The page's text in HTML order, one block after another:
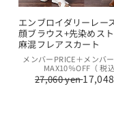
エンブロイダリーレー
顔ブラウス+先染めス
麻混フレアスカート
通
常
価
セ
ー
ル
メンバーPRICE＋メンバ
MAX10％OFF（ 税込
27,060 yen